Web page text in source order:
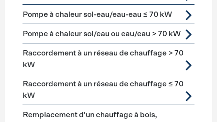
Pompe à chaleur sol-eau/eau-eau ≤ 70 kW
Pompe à chaleur sol/eau ou eau/eau > 70 kW
Raccordement à un réseau de chauffage > 70
kW
Raccordement à un réseau de chauffage ≤ 70
kW
Remplacement d’un chauffage à bois,